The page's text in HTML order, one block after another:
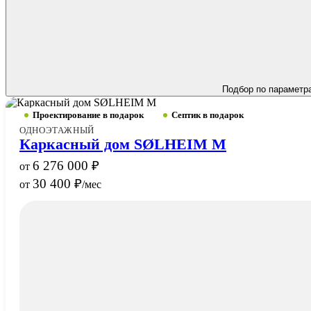
Подбор по
Проектирование в подарок
Септик в подарок
ОДНОЭТАЖНЫЙ
Каркасный дом SØLHEIM M
6 276 000
30 400
/мес